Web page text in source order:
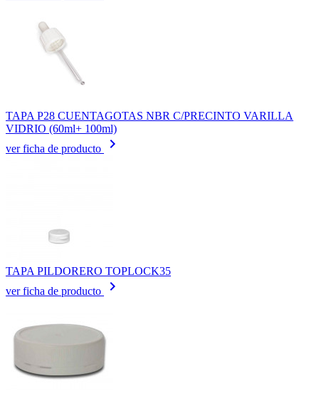
TAPA P28 CUENTAGOTAS NBR C/PRECINTO VARILLA
VIDRIO (60ml+ 100ml)
ver ficha de producto
keyboard_arrow_right
TAPA PILDORERO TOPLOCK35
ver ficha de producto
keyboard_arrow_right